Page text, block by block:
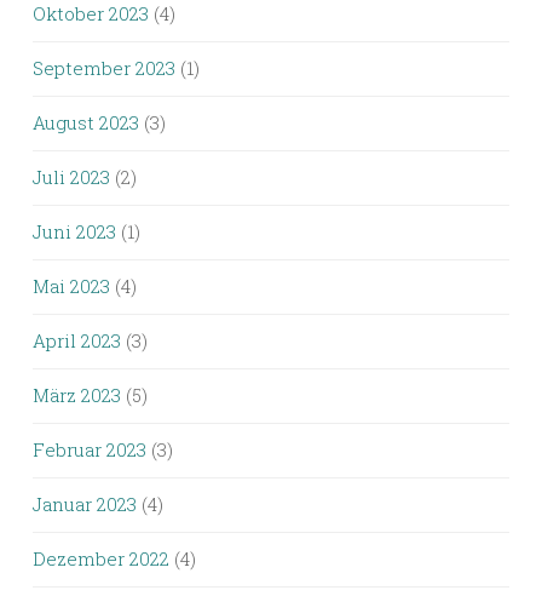
Oktober 2023 (4)
September 2023 (1)
August 2023 (3)
Juli 2023 (2)
Juni 2023 (1)
Mai 2023 (4)
April 2023 (3)
März 2023 (5)
Februar 2023 (3)
Januar 2023 (4)
Dezember 2022 (4)